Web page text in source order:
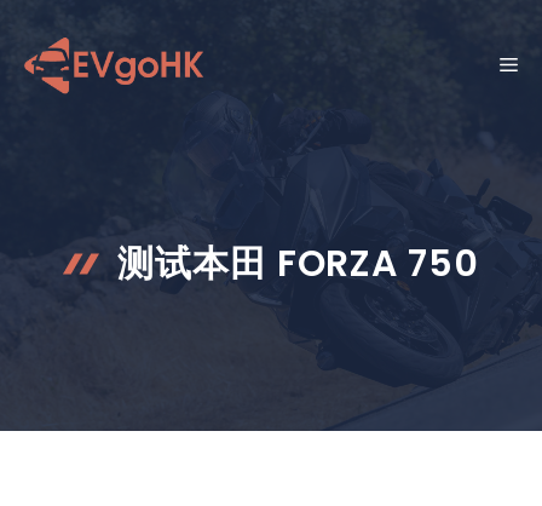
菜
测试本田 FORZA 750